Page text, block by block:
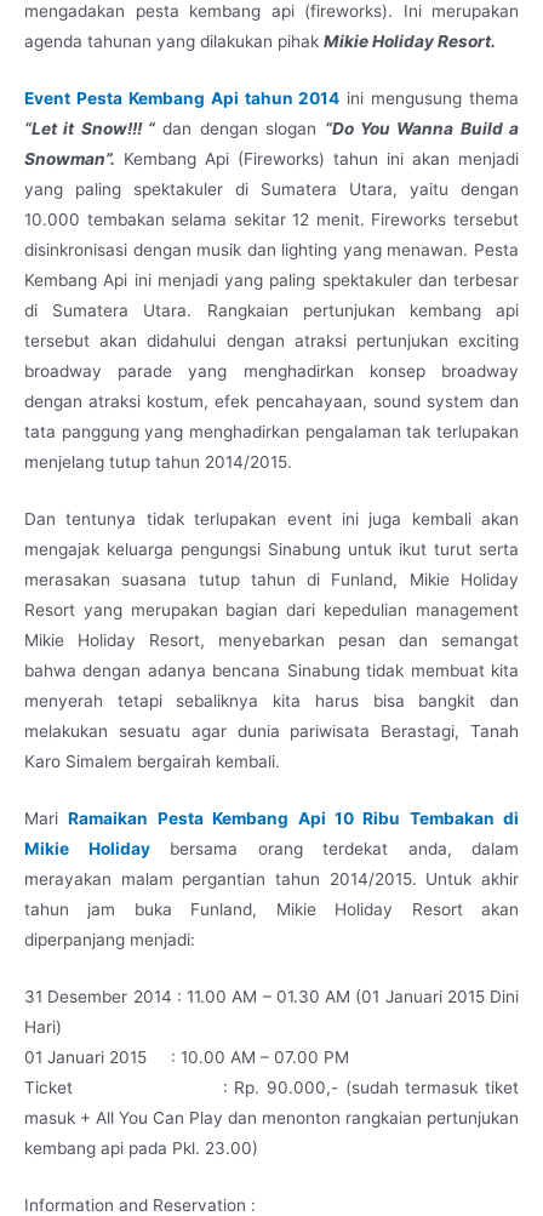
mengadakan pesta kembang api (fireworks). Ini merupakan
agenda tahunan yang dilakukan pihak Mikie Holiday Resort.
Event Pesta Kembang Api tahun 2014 ini mengusung thema
“Let it Snow!!! “dan dengan slogan “Do You Wanna Build a
Snowman”. Kembang Api (Fireworks) tahun ini akan menjadi
yang paling spektakuler di Sumatera Utara, yaitu dengan
10.000 tembakan selama sekitar 12 menit. Fireworks tersebut
disinkronisasi dengan musik dan lighting yang menawan. Pesta
Kembang Api ini menjadi yang paling spektakuler dan terbesar
di Sumatera Utara. Rangkaian pertunjukan kembang api
tersebut akan didahului dengan atraksi pertunjukan exciting
broadway parade yang menghadirkan konsep broadway
dengan atraksi kostum, efek pencahayaan, sound system dan
tata panggung yang menghadirkan pengalaman tak terlupakan
menjelang tutup tahun 2014/2015.
Dan tentunya tidak terlupakan event ini juga kembali akan
mengajak keluarga pengungsi Sinabung untuk ikut turut serta
merasakan suasana tutup tahun di Funland, Mikie Holiday
Resort yang merupakan bagian dari kepedulian management
Mikie Holiday Resort, menyebarkan pesan dan semangat
bahwa dengan adanya bencana Sinabung tidak membuat kita
menyerah tetapi sebaliknya kita harus bisa bangkit dan
melakukan sesuatu agar dunia pariwisata Berastagi, Tanah
Karo Simalem bergairah kembali.
MariRamaikan Pesta Kembang Api 10 Ribu Tembakan di
Mikie Holidaybersama orang terdekat anda, dalam
merayakan malam pergantian tahun 2014/2015. Untuk akhir
tahun jam buka Funland, Mikie Holiday Resort akan
diperpanjang menjadi:
31 Desember 2014 : 11.00 AM – 01.30 AM (01 Januari 2015 Dini
Hari)
01 Januari 2015 : 10.00 AM – 07.00 PM
Ticket : Rp. 90.000,- (sudah termasuk tiket
masuk + All You Can Play dan menonton rangkaian pertunjukan
kembang api pada Pkl. 23.00)
Information and Reservation :